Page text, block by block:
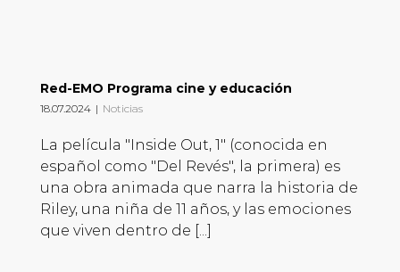
Red-EMO Programa cine y educación
18.07.2024 | Noticias
La película "Inside Out, 1" (conocida en
español como "Del Revés", la primera) es
una obra animada que narra la historia de
Riley, una niña de 11 años, y las emociones
que viven dentro de [...]